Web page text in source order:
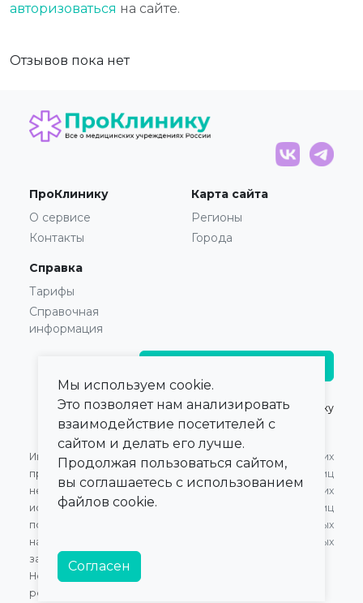
авторизоваться на сайте.
Отзывов пока нет
ПроКлинику
О сервисе
Контакты
Карта сайта
Регионы
Города
Справка
Тарифы
Справочная
информация
© 2021 — 2026,ПроКлинику
Информация,
представленная на сайте,
не может быть
использована для
постановки диагноза,
назначения лечения и не
заменяет прием врача.
Номер в Едином Реестре
российского ПО:
Оферта для Юридических
лиц
Оферта для Физических
лиц
Обработка персональных
данных
Мы используем cookie.
Это позволяет нам анализировать
взаимодействие посетителей с
сайтом и делать его лучше.
Продолжая пользоваться сайтом,
вы соглашаетесь с использованием
файлов cookie.
Согласен